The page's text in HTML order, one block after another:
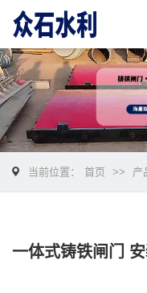
当前位置： 首页 >> 产
一体式铸铁闸门